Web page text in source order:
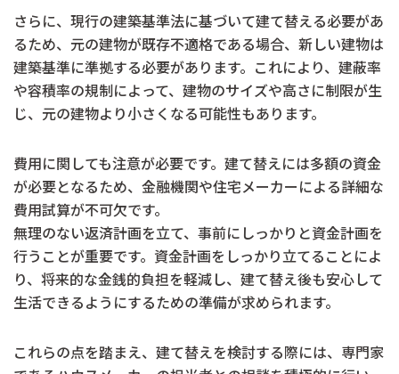
さらに、現行の建築基準法に基づいて建て替える必要があ
るため、元の建物が既存不適格である場合、新しい建物は
建築基準に準拠する必要があります。これにより、建蔽率
や容積率の規制によって、建物のサイズや高さに制限が生
じ、元の建物より小さくなる可能性もあります。
費用に関しても注意が必要です。建て替えには多額の資金
が必要となるため、金融機関や住宅メーカーによる詳細な
費用試算が不可欠です。
無理のない返済計画を立て、事前にしっかりと資金計画を
行うことが重要です。資金計画をしっかり立てることによ
り、将来的な金銭的負担を軽減し、建て替え後も安心して
生活できるようにするための準備が求められます。
これらの点を踏まえ、建て替えを検討する際には、専門家